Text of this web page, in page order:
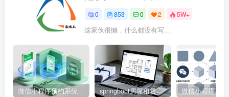
0 853 0 2 5W+
这家伙很懒，什么都没有写...
springboot房屋租赁系统源码 – 知海论文